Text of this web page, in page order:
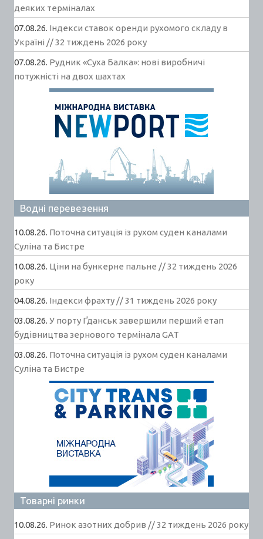
деяких терміналах
07.08.26. Індекси ставок оренди рухомого складу в
Україні // 32 тиждень 2026 року
07.08.26. Рудник «Суха Балка»: нові виробничі
потужністі на двох шахтах
Водні перевезення
10.08.26. Поточна ситуація із рухом суден каналами
Суліна та Бистре
10.08.26. Ціни на бункерне пальне // 32 тиждень 2026
року
04.08.26. Індекси фрахту // 31 тиждень 2026 року
03.08.26. У порту Ґданськ завершили перший етап
будівництва зернового термінала GAT
03.08.26. Поточна ситуація із рухом суден каналами
Суліна та Бистре
Товарні ринки
10.08.26. Ринок азотних добрив // 32 тиждень 2026 року